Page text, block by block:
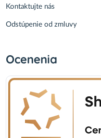
Kontaktujte nás
Odstúpenie od zmluvy
Ocenenia